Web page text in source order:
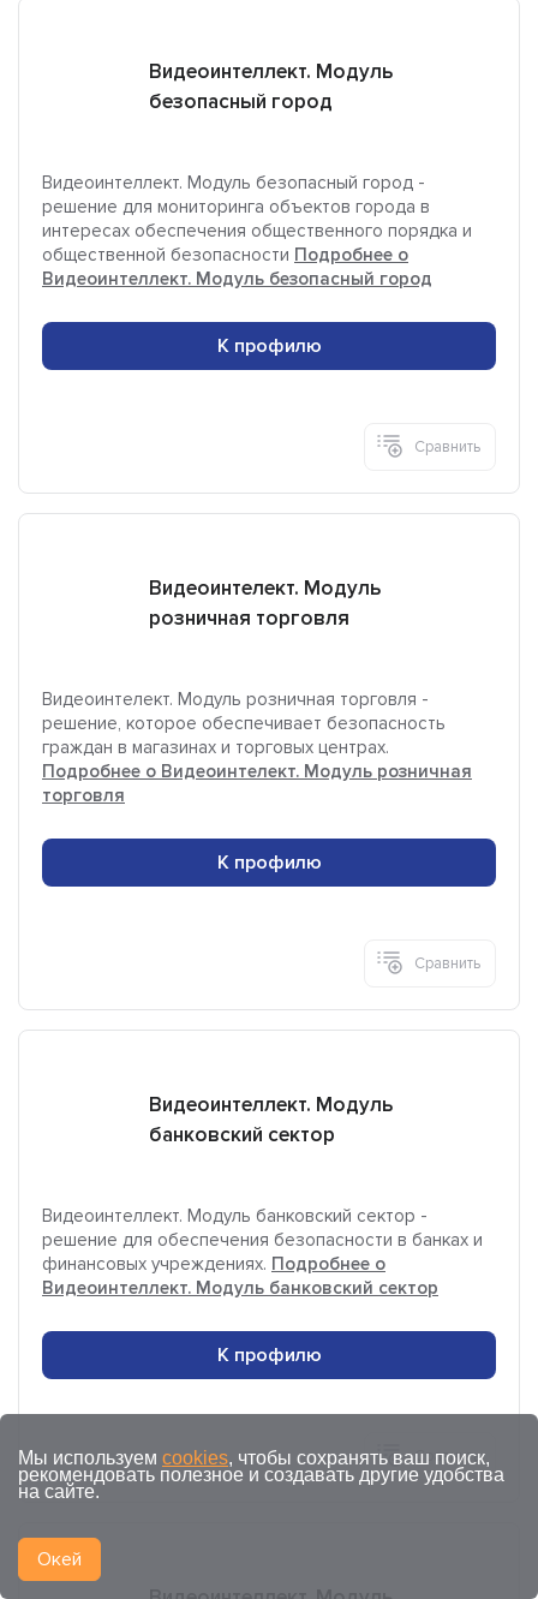
Видеоинтеллект. Модуль
безопасный город
Видеоинтеллект. Модуль безопасный город -
решение для мониторинга объектов города в
интересах обеспечения общественного порядка и
общественной безопасности Подробнее о
Видеоинтеллект. Модуль безопасный город
К профилю
Сравнить
Видеоинтелект. Модуль
розничная торговля
Видеоинтелект. Модуль розничная торговля -
решение, которое обеспечивает безопасность
граждан в магазинах и торговых центрах.
Подробнее о Видеоинтелект. Модуль розничная
торговля
К профилю
Сравнить
Видеоинтеллект. Модуль
банковский сектор
Видеоинтеллект. Модуль банковский сектор -
решение для обеспечения безопасности в банках и
финансовых учреждениях. Подробнее о
Видеоинтеллект. Модуль банковский сектор
К профилю
Сравнить
Мы используем cookies, чтобы сохранять ваш поиск,
рекомендовать полезное и создавать другие удобства
на сайте.
Окей